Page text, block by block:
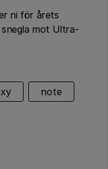
ni för årets
snegla mot Ultra-
note